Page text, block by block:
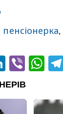
пенсіонерка,